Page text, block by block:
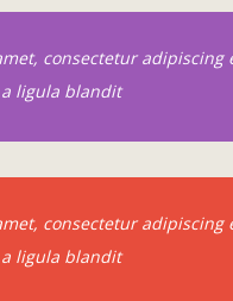
consectetur adipiscing
ligula blandit
consectetur adipiscing
ligula blandit